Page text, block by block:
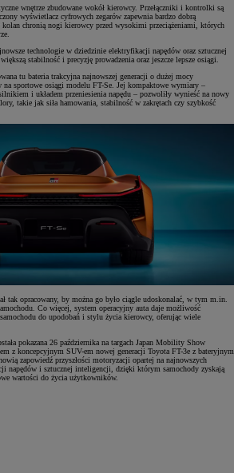
wnętrze zbudowane wokół kierowcy. Przełączniki i kontrolki są
wyświetlacz cyfrowych zegarów zapewnia bardzo dobrą
kolan chronią nogi kierowcy przed wysokimi przeciążeniami, których
technologie w dziedzinie elektryfikacji napędów oraz sztucznej
stabilność i precyzję prowadzenia oraz jeszcze lepsze osiągi.
tu bateria trakcyjna najnowszej generacji o dużej mocy
sportowe osiągi modelu FT-Se. Jej kompaktowe wymiary –
i układem przeniesienia napędu – pozwoliły wynieść na nowy
takie jak siła hamowania, stabilność w zakrętach czy szybkość
tak opracowany, by można go było ciągle udoskonalać, w tym m.in.
Co więcej, system operacyjny auta daje możliwość
do upodobań i stylu życia kierowcy, oferując wiele
pokazana 26 października na targach Japan Mobility Show
z koncepcyjnym SUV-em nowej generacji Toyota FT-3e z bateryjnym
zapowiedź przyszłości motoryzacji opartej na najnowszych
napędów i sztucznej inteligencji, dzięki którym samochody zyskają
wartości do życia użytkowników.